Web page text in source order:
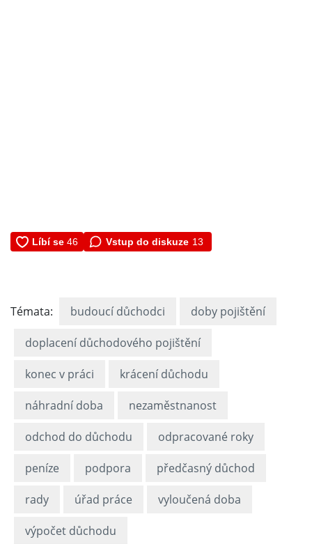
Vstup do diskuze 13
Témata: budoucí důchodci doby pojištění
doplacení důchodového pojištění
konec v práci krácení důchodu
náhradní doba nezaměstnanost
odchod do důchodu odpracované roky
peníze podpora předčasný důchod
rady úřad práce vyloučená doba
výpočet důchodu